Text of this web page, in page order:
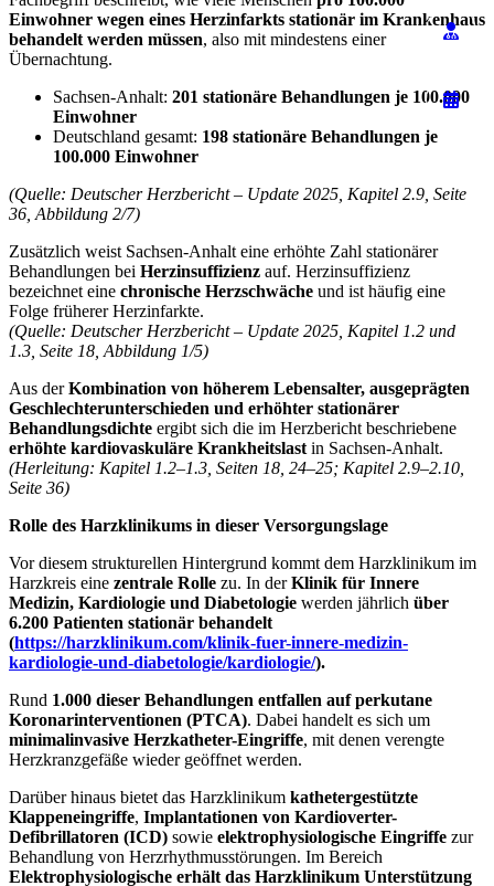
Einwohner wegen eines Herzinfarkts stationär im Krankenhaus
behandelt werden müssen, also mit mindestens einer
Übernachtung.
Sachsen-Anhalt: 201 stationäre Behandlungen je 100.000
Einwohner
Deutschland gesamt: 198 stationäre Behandlungen je
100.000 Einwohner
(Quelle: Deutscher Herzbericht – Update 2025, Kapitel 2.9, Seite
36, Abbildung 2/7)
Zusätzlich weist Sachsen-Anhalt eine erhöhte Zahl stationärer
Behandlungen bei Herzinsuffizienz auf. Herzinsuffizienz
bezeichnet eine chronische Herzschwäche und ist häufig eine
Folge früherer Herzinfarkte.
(Quelle: Deutscher Herzbericht – Update 2025, Kapitel 1.2 und
1.3, Seite 18, Abbildung 1/5)
Aus derKombination von höherem Lebensalter, ausgeprägten
Geschlechterunterschieden und erhöhter stationärer
Behandlungsdichte ergibt sich die im Herzbericht beschriebene
erhöhte kardiovaskuläre Krankheitslastin Sachsen-Anhalt.
(Herleitung: Kapitel 1.2–1.3, Seiten 18, 24–25; Kapitel 2.9–2.10,
Seite 36)
Rolle des Harzklinikums in dieser Versorgungslage
Vor diesem strukturellen Hintergrund kommt dem Harzklinikum im
Harzkreis eine zentrale Rolle zu. In derKlinik für Innere
Medizin, Kardiologie und Diabetologie werden jährlich über
6.200 Patienten stationär behandelt
(https://harzklinikum.com/klinik-fuer-innere-medizin-
kardiologie-und-diabetologie/kardiologie/).
Rund 1.000 dieser Behandlungen entfallen auf perkutane
Koronarinterventionen (PTCA). Dabei handelt es sich um
minimalinvasive Herzkatheter-Eingriffe, mit denen verengte
Herzkranzgefäße wieder geöffnet werden.
Darüber hinaus bietet das Harzklinikum kathetergestützte
Klappeneingriffe, Implantationen von Kardioverter-
Defibrillatoren (ICD) sowie elektrophysiologische Eingriffe zur
Behandlung von Herzrhythmusstörungen. Im Bereich
Elektrophysiologische erhält das Harzklinikum Unterstützung